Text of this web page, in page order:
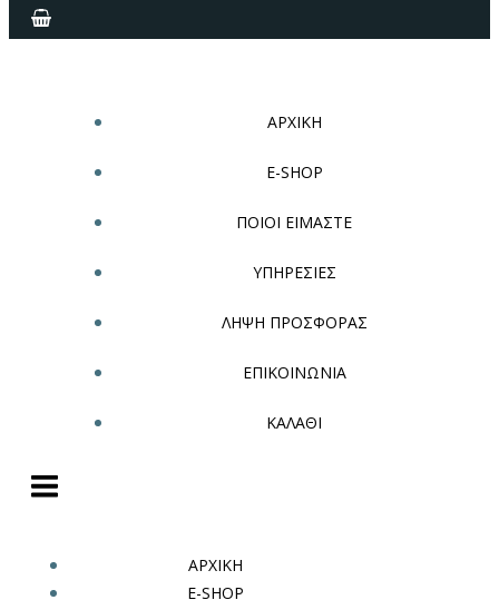
ΑΡΧΙΚΗ
E-SHOP
ΠΟΙΟΙ ΕΙΜΑΣΤΕ
ΥΠΗΡΕΣΙΕΣ
ΛΗΨΗ ΠΡΟΣΦΟΡΑΣ
ΕΠΙΚΟΙΝΩΝΙΑ
ΚΑΛΑΘΙ
ΑΡΧΙΚΗ
E-SHOP